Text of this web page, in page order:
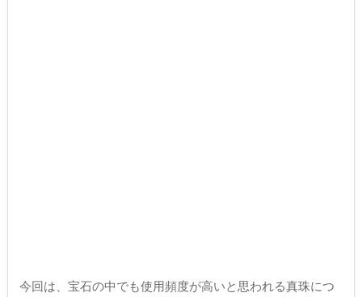
今回は、宝石の中でも使用頻度が高いと思われる真珠につ